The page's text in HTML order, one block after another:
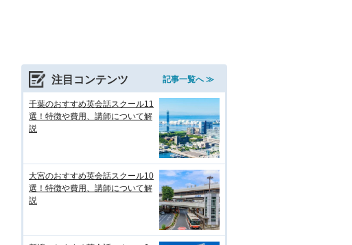
注目コンテンツ 記事一覧へ ≫
千葉のおすすめ英会話スクール11
選！特徴や費用、講師について解
説
大宮のおすすめ英会話スクール10
選！特徴や費用、講師について解
説